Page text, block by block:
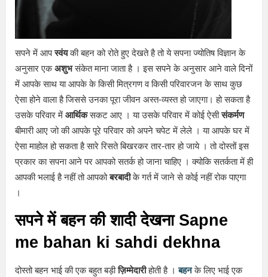
सपने में आपस्वंयकी बहन को रोते हुए देखते है तो ये सपना ज्योतिष विज्ञान के
अनुसार एकअशुभसंकेत माना जाता है । इस सपने के अनुसार आने वाले दिनों
में आपके साथ या आपके के किसी मित्रगण व किसी परिवारजन के साथ कुछ
ऐसा होने वाला है जिससे उनका पूरा जीवन अस्त-व्यस्त हो जाएगा। हो सकता है
उसके परिवार में आर्थिकसकट आए । या उसके परिवार में कोई ऐसीसंकर्मण
बीमारी आए जो की आपके पूरे परिवार को अपने चपेट में लेले । या आपके घर में
ऐसा माहोल हो सकता है सारे रिसते बिखरकर तार-तार हो जाये । तो दोस्तों इस
प्रकार का सपना आने पर आपको सतर्क हो जाना चाहिए । क्योकि सतर्कता में ही
आपकी भलाई है नहीं तो आपकोबरबादीके गर्त में जाने से कोई नहीं रोक पाएगा
।
सपने में बहन की शादी देखना Sapne
me bahan ki sahdi dekhna
दोस्तो बहन भाई की एक बहुत बड़ीज़िम्मेदारीहोती है ।बहनके लिए भाई एक